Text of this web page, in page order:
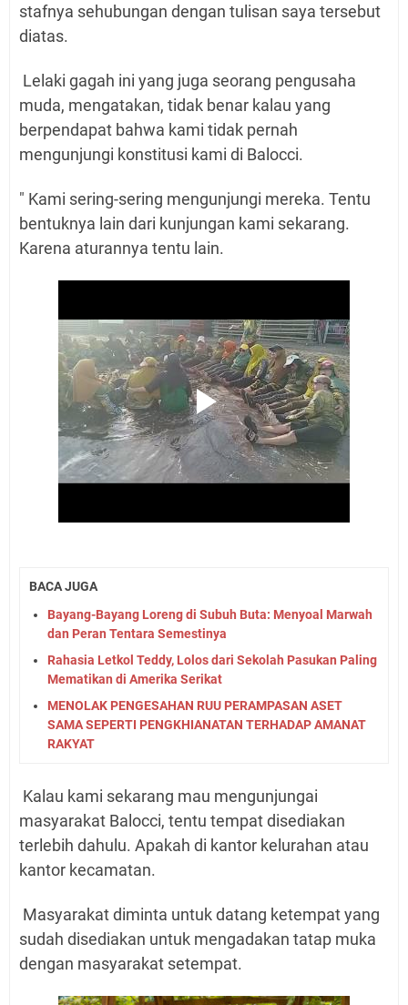
stafnya sehubungan dengan tulisan saya tersebut
diatas.
Lelaki gagah ini yang juga seorang pengusaha
muda, mengatakan, tidak benar kalau yang
berpendapat bahwa kami tidak pernah
mengunjungi konstitusi kami di Balocci.
" Kami sering-sering mengunjungi mereka. Tentu
bentuknya lain dari kunjungan kami sekarang.
Karena aturannya tentu lain.
BACA JUGA
Bayang-Bayang Loreng di Subuh Buta: Menyoal Marwah
dan Peran Tentara Semestinya
Rahasia Letkol Teddy, Lolos dari Sekolah Pasukan Paling
Mematikan di Amerika Serikat
MENOLAK PENGESAHAN RUU PERAMPASAN ASET
SAMA SEPERTI PENGKHIANATAN TERHADAP AMANAT
RAKYAT
Kalau kami sekarang mau mengunjungai
masyarakat Balocci, tentu tempat disediakan
terlebih dahulu. Apakah di kantor kelurahan atau
kantor kecamatan.
Masyarakat diminta untuk datang ketempat yang
sudah disediakan untuk mengadakan tatap muka
dengan masyarakat setempat.